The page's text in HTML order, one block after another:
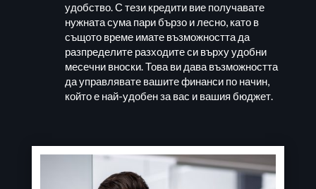
удобство. С тези кредити вие получавате
нужната сума пари бързо и лесно, като в
същото време имате възможността да
разпределите разходите си върху удобни
месечни вноски. Това ви дава възможността
да управлявате вашите финанси по начин,
който е най-удобен за вас и вашия бюджет.